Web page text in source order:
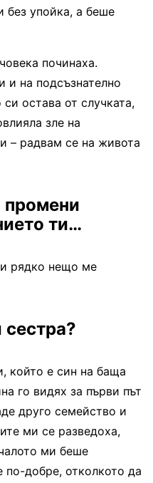
без упойка, а беше
починаха.
и на подсъзнателно
остава от случката,
зле на
– радвам се на живота
промени
ти…
рядко нещо ме
който е син на баща
го видях за първи път
друго семейство и
ми се разведоха,
ми беше
по-добре, отколкото да